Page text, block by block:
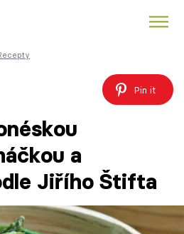
Pin it
a
Jiřího Štifta